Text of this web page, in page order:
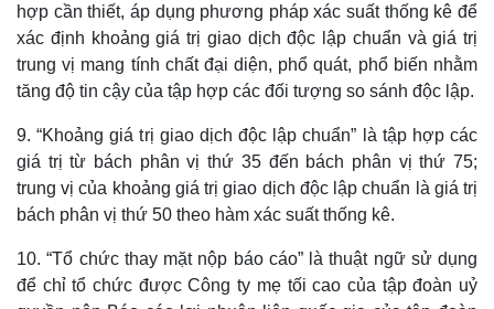
hợp cần thiết, áp dụng phương pháp xác suất thống kê để
xác định khoảng giá trị giao dịch độc lập chuẩn và giá trị
trung vị mang tính chất đại diện, phổ quát, phổ biến nhằm
tăng độ tin cậy của tập hợp các đối tượng so sánh độc lập.
9. “Khoảng giá trị giao dịch độc lập chuẩn” là tập hợp các
giá trị từ bách phân vị thứ 35 đến bách phân vị thứ 75;
trung vị của khoảng giá trị giao dịch độc lập chuẩn là giá trị
bách phân vị thứ 50 theo hàm xác suất thống kê.
10. “Tổ chức thay mặt nộp báo cáo” là thuật ngữ sử dụng
để chỉ tổ chức được Công ty mẹ tối cao của tập đoàn uỷ